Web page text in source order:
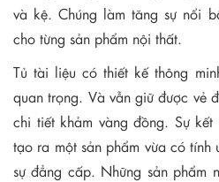
và kệ. Chúng làm tăng sự nổi
cho từng sản phẩm nội thất.
Tủ tài liệu có thiết kế thông
quan trọng. Và vẫn giữ được vẻ
chi tiết khảm vàng đồng. Sự
tạo ra một sản phẩm vừa có tính
sự đẳng cấp. Những sản phẩm